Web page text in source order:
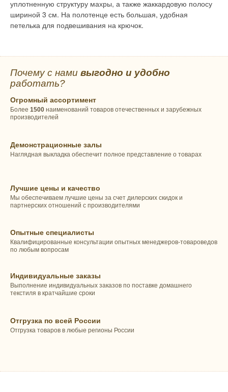
уплотненную структуру махры, а также жаккардовую полосу
шириной 3 см. На полотенце есть большая, удобная
петелька для подвешивания на крючок.
Почему с нами выгодно и удобно
работать?
Огромный ассортимент
Более 1500 наименований товаров отечественных и зарубежных
производителей
Демонстрационные залы
Наглядная выкладка обеспечит полное представление о товарах
Лучшие цены и качество
Мы обеспечиваем лучшие цены за счет дилерских скидок и
партнерских отношений с производителями
Опытные специалисты
Квалифицированные консультации опытных менеджеров-товароведов
по любым вопросам
Индивидуальные заказы
Выполнение индивидуальных заказов по поставке домашнего
текстиля в кратчайшие сроки
Отгрузка по всей России
Отгрузка товаров в любые регионы России